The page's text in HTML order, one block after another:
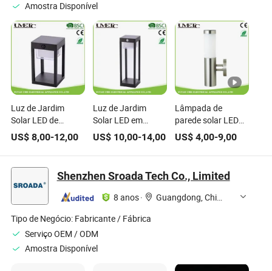
Amostra Disponível
Luz de Jardim
Solar LED de
Alumínio para
Exterior Direto da
Fábrica
US$8,00-12,00
Luz de Jardim
Solar LED em
Espeto de Alumínio
Direto da Fábrica
US$ 10,00-14,00
Lâmpada de
parede solar LED
para jardim ao ar
livre com economia
de energia por
US$ 4,00-9,00
Shenzhen Sroada Tech Co., Limited
8 anos·
Guangdong, China
Tipo de Negócio: Fabricante / Fábrica
Serviço OEM / ODM
Amostra Disponível